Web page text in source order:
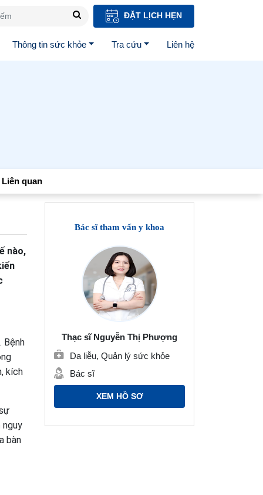
ĐẶT LỊCH HẸN
Thông tin sức khỏe Tra cứu Liên hệ
Liên quan
nào,
Bệnh
kích
nguy
bàn
Bác sĩ tham vấn y khoa
Thạc sĩ Nguyễn Thị Phượng
Da liễu, Quản lý sức khỏe
Bác sĩ
XEM HỒ SƠ